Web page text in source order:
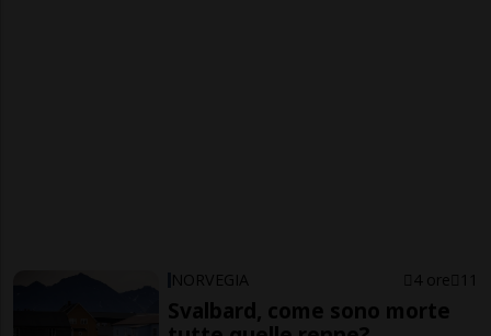
NORVEGIA 4 ore 11
Svalbard, come sono morte